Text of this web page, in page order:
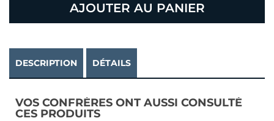
AJOUTER AU PANIER
DESCRIPTION DÉTAILS
VOS CONFRÈRES ONT AUSSI CONSULTÉ
CES PRODUITS